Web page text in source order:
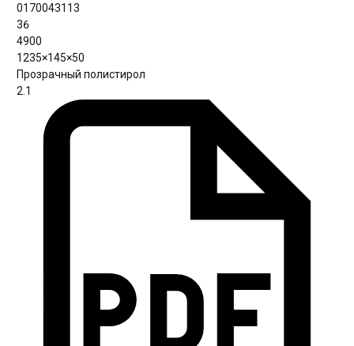
0170043113
36
4900
1235×145×50
Прозрачный полистирол
2.1